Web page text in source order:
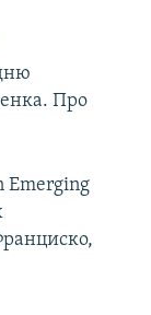
Про
Emerging